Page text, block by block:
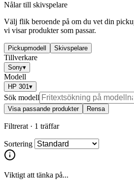
Nålar till skivspelare
Välj flik beroende på om du vet din
vi visar produkter som passar.
Pickupmodell Skivspelare
Tillverkare
Sony▾
Modell
HP 301▾
Sök modell
Visa passande produkter Rensa
Filtrerat · 1 träffar
Sortering
Viktigt att tänka på...